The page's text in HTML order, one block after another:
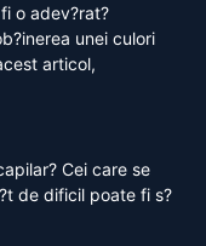
o adev?rat?
unei culori
articol,
Cei care se
de dificil poate fi s?